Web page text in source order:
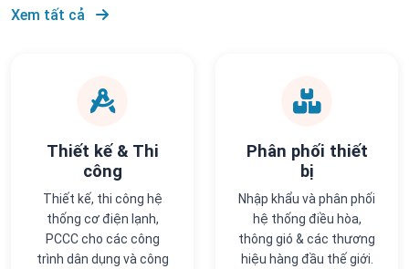
Xem tất cả
Thiết kế & Thi
công
Thiết kế, thi công hệ
thống cơ điện lạnh,
PCCC cho các công
trình dân dụng và công
Phân phối thiết
bị
Nhập khẩu và phân phối
hệ thống điều hòa,
thông gió & các thương
hiệu hàng đầu thế giới.